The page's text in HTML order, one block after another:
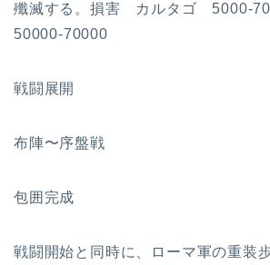
殲滅する。損害 カルタゴ 5000-
50000-70000
戦闘展開
布陣〜序盤戦
包囲完成
戦闘開始と同時に、ローマ軍の重装